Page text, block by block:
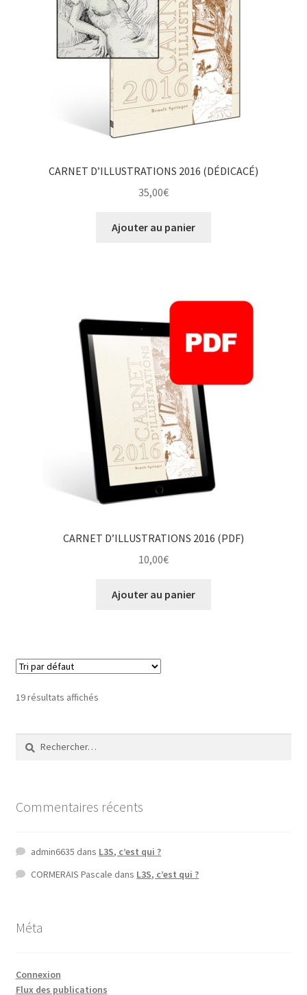
CARNET D’ILLUSTRATIONS 2016 (DÉDICACÉ)
35,00€
Ajouter au panier
CARNET D’ILLUSTRATIONS 2016 (PDF)
10,00€
Ajouter au panier
19 résultats affichés
Rechercher :
Commentaires récents
admin6635 dans L3S, c’est qui ?
CORMERAIS Pascale dans L3S, c’est qui ?
Méta
Connexion
Flux des publications